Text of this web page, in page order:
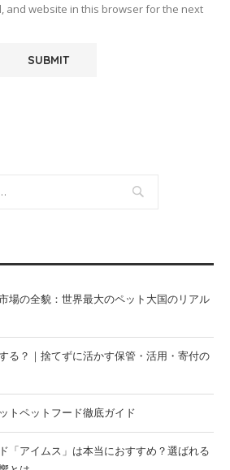
and website in this browser for the next
場の全貌：世界最大のペット大国のリアル
る？｜捨てずに活かす保管・活用・寄付の
トペットフード徹底ガイド
「アイムス」は本当におすすめ？選ばれる